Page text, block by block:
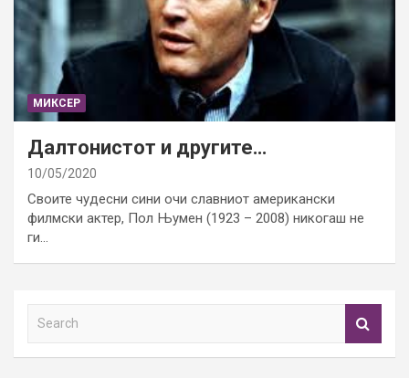
МИКСЕР
Далтонистот и другите…
10/05/2020
Своите чудесни сини очи славниот американски
филмски актер, Пол Њумен (1923 – 2008) никогаш не
ги…